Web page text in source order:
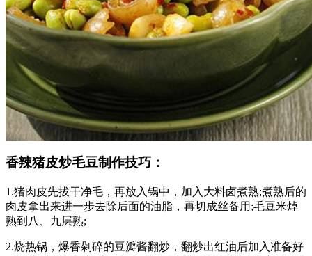
香辣猪皮炒毛豆制作技巧：
1.猪肉皮先拔干净毛，再放入锅中，加入大料卤煮熟;煮熟后的
肉皮拿出来进一步去除后面的油脂，再切成丝备用;毛豆米焯
熟到八、九层熟;
2.烧热锅，爆香剁碎的豆瓣酱翻炒，翻炒出红油后加入准备好